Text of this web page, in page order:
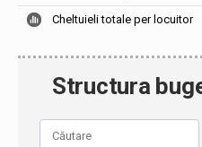
Cheltuieli totale per locuitor
Structura